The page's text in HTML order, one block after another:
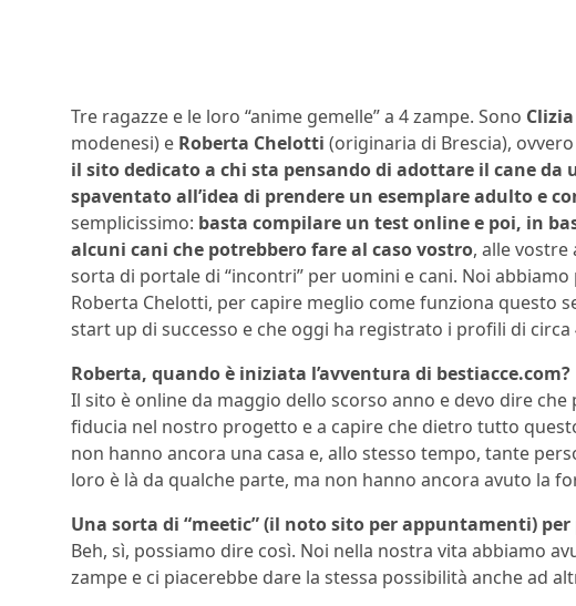
Tre ragazze e le loro “anime gemelle” a 4 zampe. Sono
modenesi) e Roberta Chelotti (originaria di Brescia), ovvero
il sito dedicato a chi sta pensando di adottare il cane da
spaventato all’idea di prendere un esemplare adulto e
semplicissimo: basta compilare un test online e poi, in
alcuni cani che potrebbero fare al caso vostro, alle
sorta di portale di “incontri” per uomini e cani. Noi
Roberta Chelotti, per capire meglio come funziona questo
start up di successo e che oggi ha registrato i profili di circa
Roberta, quando è iniziata l’avventura di bestiacce.com?
Il sito è online da maggio dello scorso anno e devo dire
fiducia nel nostro progetto e a capire che dietro tutto
non hanno ancora una casa e, allo stesso tempo, tante
loro è là da qualche parte, ma non hanno ancora avuto la
Una sorta di “meetic” (il noto sito per appuntamenti)
Beh, sì, possiamo dire così. Noi nella nostra vita abbiamo
zampe e ci piacerebbe dare la stessa possibilità anche ad